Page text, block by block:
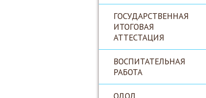
ГОСУДАРСТВЕННАЯ
ИТОГОВАЯ
АТТЕСТАЦИЯ
ВОСПИТАТЕЛЬНАЯ
РАБОТА